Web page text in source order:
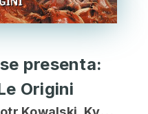
presenta:
Origini